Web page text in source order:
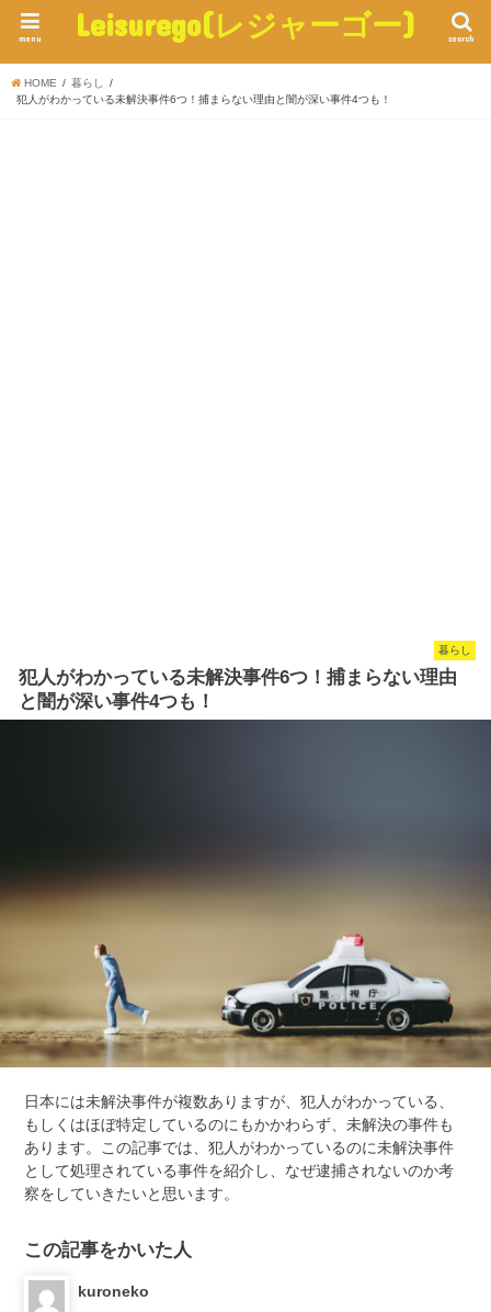
Leisurego(レジャーゴー) search
menu
HOME
暮らし
犯人がわかっている未解決事件6つ！捕まらない理由と闇が深い事件4つも！
暮らし
犯人がわかっている未解決事件6つ！捕まらない理由
と闇が深い事件4つも！
日本には未解決事件が複数ありますが、犯人がわかっている、
もしくはほぼ特定しているのにもかかわらず、未解決の事件も
あります。この記事では、犯人がわかっているのに未解決事件
として処理されている事件を紹介し、なぜ逮捕されないのか考
察をしていきたいと思います。
この記事をかいた人
kuroneko